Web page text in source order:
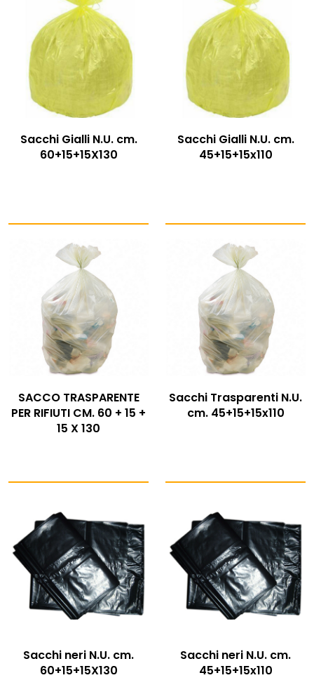
Sacchi Gialli N.U. cm.
60+15+15X130
Sacchi Gialli N.U. cm.
45+15+15x110
SACCO TRASPARENTE
PER RIFIUTI CM. 60 + 15 +
15 X 130
Sacchi Trasparenti N.U.
cm. 45+15+15x110
Sacchi neri N.U. cm.
60+15+15X130
Sacchi neri N.U. cm.
45+15+15x110